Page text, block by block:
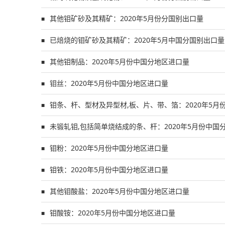
■ 其他钼矿砂及其精矿：2020年5月份分国别出口量
■ 已焙烧的钼矿砂及其精矿：2020年5月中国分国别出口量
■ 其他钼制品：2020年5月份中国分地区进口量
■ 钼丝：2020年5月份中国分地区进口量
■ 钼条、杆、型材及异型材,板、片、带、箔：2020年5月
■ 未锻轧钼,包括简单烧结成的条、杆：2020年5月份中国
■ 钼粉：2020年5月份中国分地区进口量
■ 钼铁：2020年5月份中国分地区进口量
■ 其他钼酸盐：2020年5月份中国分地区进口量
■ 钼酸铵：2020年5月份中国分地区进口量